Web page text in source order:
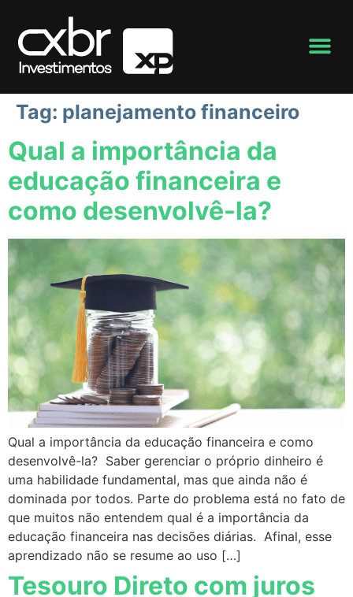
Tag: planejamento financeiro
Qual a importância da
educação financeira e
como desenvolvê-la?
Qual a importância da educação financeira e como
desenvolvê-la? Saber gerenciar o próprio dinheiro é
uma habilidade fundamental, mas que ainda não é
dominada por todos. Parte do problema está no fato de
que muitos não entendem qual é a importância da
educação financeira nas decisões diárias. Afinal, esse
aprendizado não se resume ao uso […]
Tesouro Direto com juros